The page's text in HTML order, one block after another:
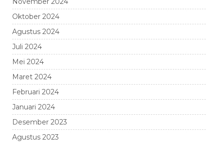
Oktober 2024
Agustus 2024
Juli 2024
Mei 2024
Maret 2024
Februari 2024
Januari 2024
Desember 2023
Agustus 2023